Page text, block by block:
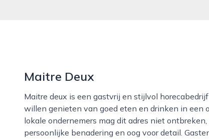
Maitre Deux
Maitre deux is een gastvrij en stijlvol horecabedrijf in apeldoorn dat zich richt op mensen die bewust
willen genieten van goed eten en drinken in een
lokale ondernemers mag dit adres niet
persoonlijke benadering en oog voor detail.